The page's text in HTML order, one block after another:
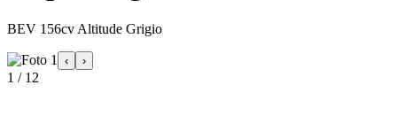
BEV 156cv Altitude Grigio
‹ ›
1 / 12